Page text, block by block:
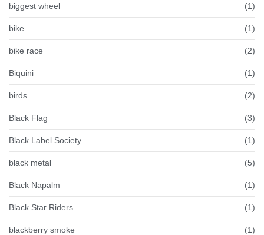
biggest wheel (1)
bike (1)
bike race (2)
Biquini (1)
birds (2)
Black Flag (3)
Black Label Society (1)
black metal (5)
Black Napalm (1)
Black Star Riders (1)
blackberry smoke (1)